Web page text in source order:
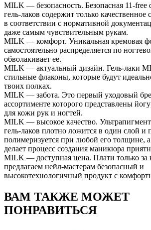
MILK — безопасность. Безопасная 11-
гель-лаков содержит только качественное
в соответствии с нормативной
даже самым чувствительным рукам.
MILK — комфорт. Уникальная кремовая
самостоятельно распределяется по
обволакивает ее.
MILK — актуальный дизайн. Гель-лаки
стильные флаконы, которые будут
твоих полках.
MILK — забота. Это первый уходовый
ассортименте которого представлены
для кожи рук и ногтей.
MILK — высокое качество.
гель-лаков плотно ложится в один слой и
полимеризуется при любой его толщине, а
делает процесс создания маникюра
MILK — доступная цена. Плати только за
предлагаем нейл-мастерам безопасный и
высокотехнологичный продукт c
ВАМ ТАКЖЕ МОЖЕТ
ПОНРАВИТЬСЯ